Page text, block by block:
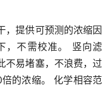
，提供可预测的浓缩因
，不需校准。 竖向滤
不易堵塞，不浪费，过
的浓缩。 化学相容范